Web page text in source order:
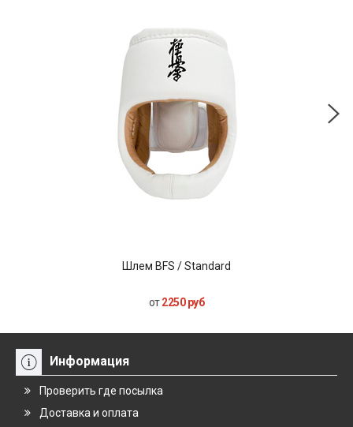
Шлем BFS / Standard
от2250 руб
Информация
Проверить где посылка
Доставка и оплата